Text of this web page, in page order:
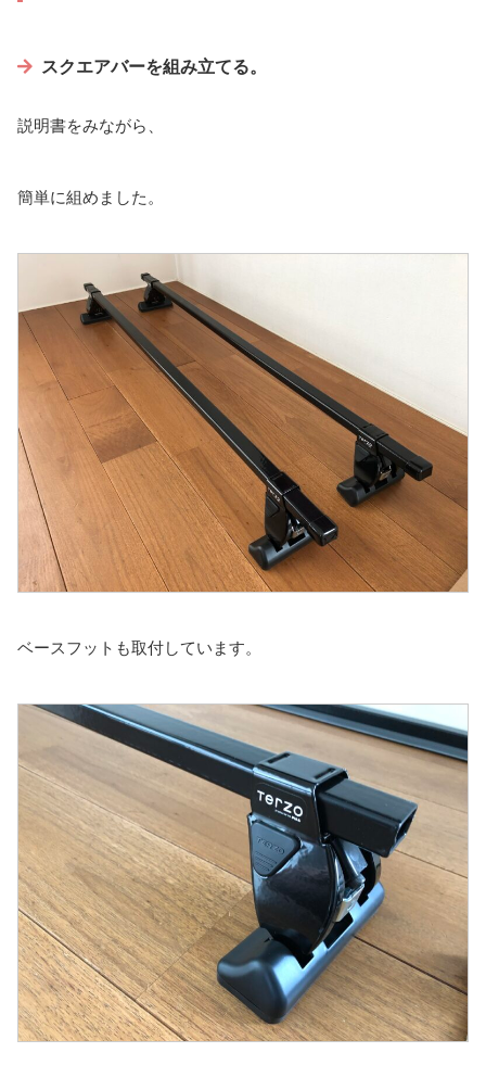
スクエアバーを組み立てる。
説明書をみながら、
簡単に組めました。
ベースフットも取付しています。